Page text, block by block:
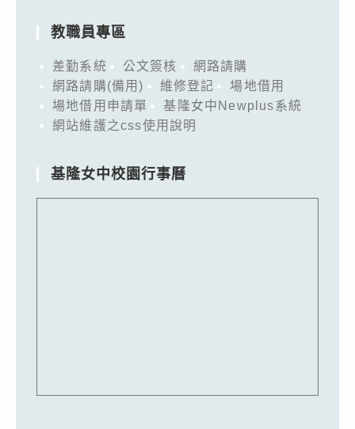
教職員專區
差勤系統 公文簽核
網路請購
網路請購(備用)
維修登記
場地借用
場地借用申請單
基隆女中Newplus系統
網站維護之css使用說明
基隆女中校園行事曆